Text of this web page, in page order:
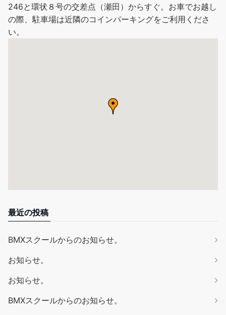
246と環状８号の交差点（瀬田）からすぐ。お車でお越し
の際、駐車場は近隣のコインパーキングをご利用くださ
い。
最近の投稿
BMXスクールからのお知らせ。
お知らせ。
お知らせ。
BMXスクールからのお知らせ。